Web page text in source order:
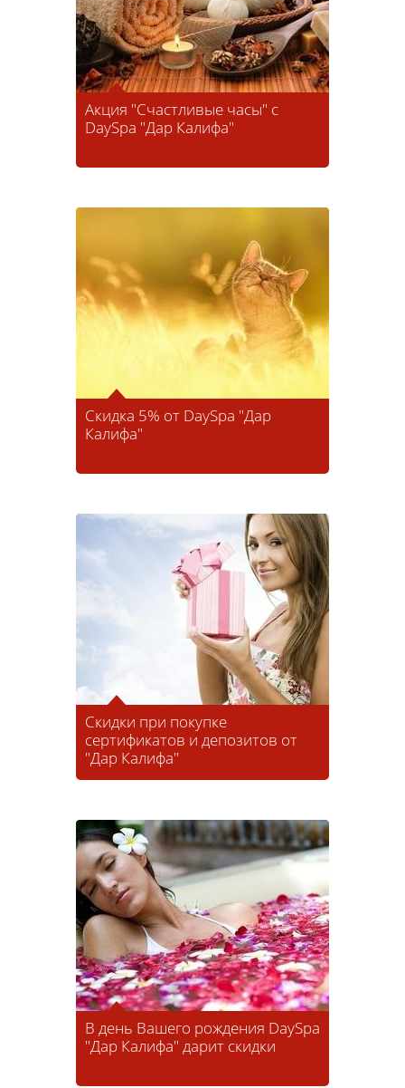
Акция "Счастливые часы" с
DaySpa "Дар Калифа"
Скидка 5% от DaySpa "Дар
Калифа"
Скидки при покупке
сертификатов и депозитов от
"Дар Калифа"
В день Вашего рождения DaySpa
"Дар Калифа" дарит скидки